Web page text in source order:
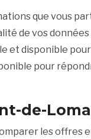
que vous
de vos
et disponible
pour
de-
les offres